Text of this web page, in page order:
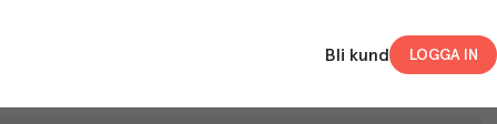
Bli kund LOGGA IN